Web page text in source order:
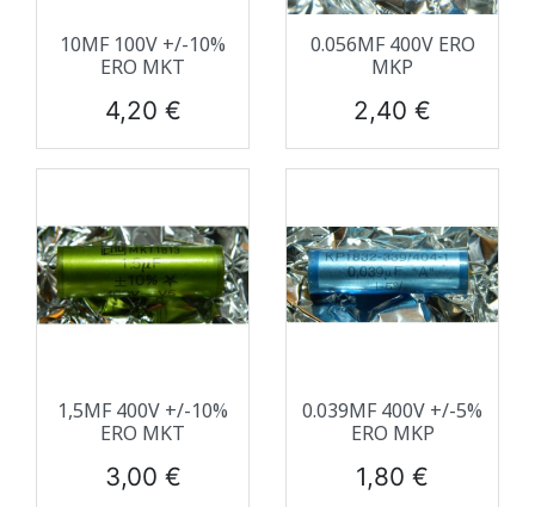
10ΜF 100V +/-10%
ERO MKT
Prix
4,20 €
0.056ΜF 400V ERO
MKP
Prix
2,40 €
1,5ΜF 400V +/-10%
ERO MKT
Prix
3,00 €
0.039ΜF 400V +/-5%
ERO MKP
Prix
1,80 €